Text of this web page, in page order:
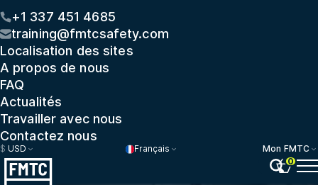
+1 337 451 4685
training@fmtcsafety.com
Localisation des sites
A propos de nous
FAQ
Actualités
Travailler avec nous
Contactez nous
$ USD Français
Mon FMTC
0